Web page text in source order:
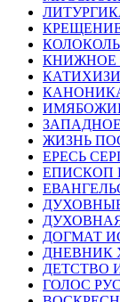
КНИЖНОЕ
ЖИЗНЬ
ЕРЕСЬ
ЕПИСКОП
ДОГМАТ
ДНЕВНИК
ДЕТСТВО
ГОЛОС